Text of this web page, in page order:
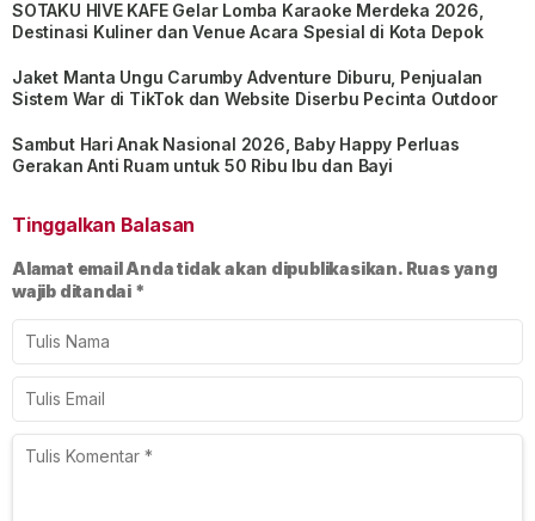
SOTAKU HIVE KAFE Gelar Lomba Karaoke Merdeka 2026,
Destinasi Kuliner dan Venue Acara Spesial di Kota Depok
Jaket Manta Ungu Carumby Adventure Diburu, Penjualan
Sistem War di TikTok dan Website Diserbu Pecinta Outdoor
Sambut Hari Anak Nasional 2026, Baby Happy Perluas
Gerakan Anti Ruam untuk 50 Ribu Ibu dan Bayi
Tinggalkan Balasan
Alamat email Anda tidak akan dipublikasikan. Ruas yang
wajib ditandai *